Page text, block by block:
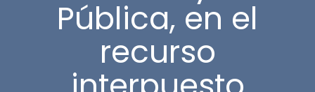
Pública, en el
recurso